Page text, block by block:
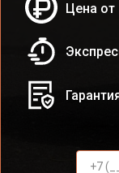
Цена от